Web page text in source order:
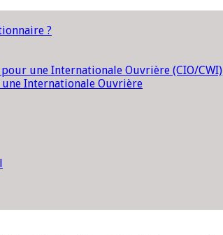
?
une Internationale Ouvrière (CIO/CWI)
Internationale Ouvrière